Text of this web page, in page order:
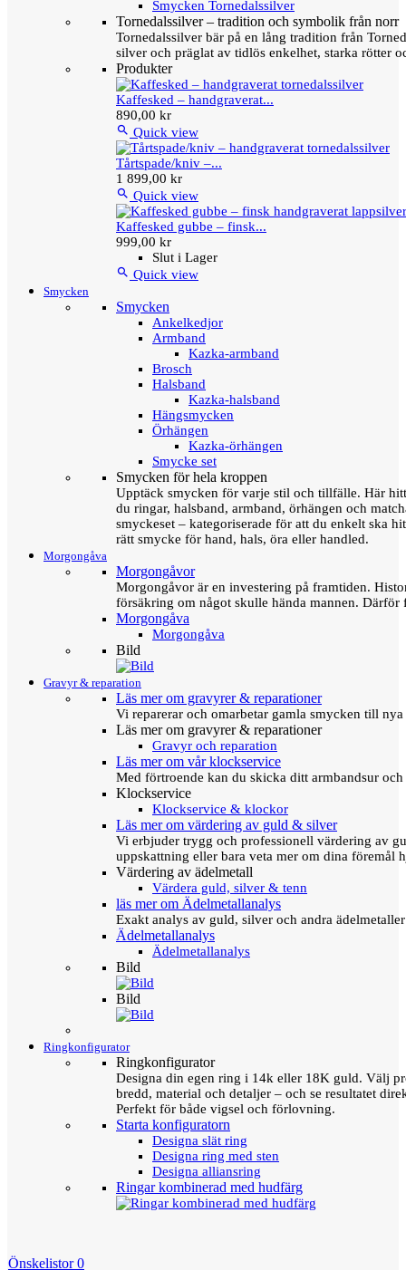
Smycken Tornedalssilver
Tornedalssilver – tradition och symbolik från norr
Tornedalssilver bär på en lång tradition från
silver och präglat av tidlös enkelhet, starka rötter
Produkter
Kaffesked – handgraverat...
890,00 kr
 Quick view
Tårtspade/kniv –...
1 899,00 kr
 Quick view
Kaffesked gubbe – finsk...
999,00 kr
Slut i Lager
 Quick view
Smycken
Smycken
Ankelkedjor
Armband
Kazka-armband
Brosch
Halsband
Kazka-halsband
Hängsmycken
Örhängen
Kazka-örhängen
Smycke set
Smycken för hela kroppen
Upptäck smycken för varje stil och tillfälle. Här
du ringar, halsband, armband, örhängen och
smyckeset – kategoriserade för att du enkelt ska
rätt smycke för hand, hals, öra eller handled.
Morgongåva
Morgongåvor
Morgongåvor är en investering på framtiden.
försäkring om något skulle hända mannen.
Morgongåva
Morgongåva
Bild
Gravyr & reparation
Läs mer om gravyrer & reparationer
Vi reparerar och omarbetar gamla smycken till
Läs mer om gravyrer & reparationer
Gravyr och reparation
Läs mer om vår klockservice
Med förtroende kan du skicka ditt armbandsur
Klockservice
Klockservice & klockor
Läs mer om värdering av guld & silver
Vi erbjuder trygg och professionell värdering av
uppskattning eller bara veta mer om dina föremål
Värdering av ädelmetall
Värdera guld, silver & tenn
läs mer om Ädelmetallanalys
Exakt analys av guld, silver och andra
Ädelmetallanalys
Ädelmetallanalys
Bild
Bild
Ringkonfigurator
Ringkonfigurator
Designa din egen ring i 14k eller 18K guld. Välj
bredd, material och detaljer – och se resultatet
Perfekt för både vigsel och förlovning.
Starta konfiguratorn
Designa slät ring
Designa ring med sten
Designa alliansring
Ringar kombinerad med hudfärg
Önskelistor 0